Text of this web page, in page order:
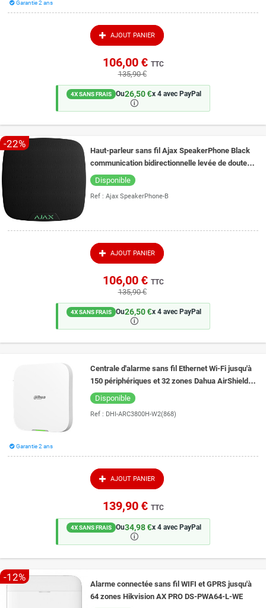
Garantie 2 ans
AJOUT PANIER
106,00 € TTC
135,90 €
4X SANS FRAIS Ou26,50 €x 4 avec PayPal
🛈
-22%
Haut-parleur sans fil Ajax SpeakerPhone Black
communication bidirectionnelle levée de doute
alarme VoRF
Disponible
Ref : Ajax SpeakerPhone-B
AJOUT PANIER
106,00 € TTC
135,90 €
4X SANS FRAIS Ou26,50 €x 4 avec PayPal
🛈
Centrale d'alarme sans fil Ethernet Wi-Fi jusqu'à
150 périphériques et 32 zones Dahua AirShield
Hub 2 DHI-ARC3800H-W2(868)
Disponible
Ref : DHI-ARC3800H-W2(868)
Garantie 2 ans
AJOUT PANIER
139,90 € TTC
4X SANS FRAIS Ou34,98 €x 4 avec PayPal
🛈
-12%
Alarme connectée sans fil WIFI et GPRS jusqu'à
64 zones Hikvision AX PRO DS-PWA64-L-WE